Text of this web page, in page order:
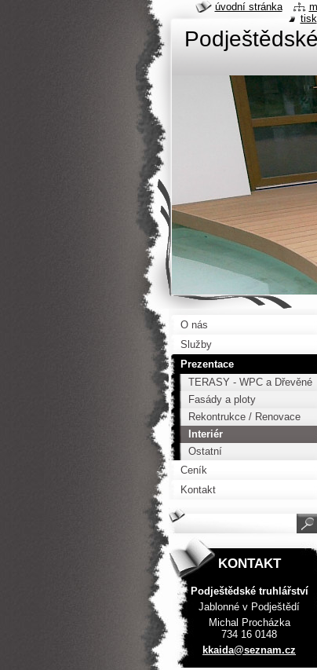
O nás
Služby
Prezentace
TERASY - WPC a Dřevěné
Fasády a ploty
Rekontrukce / Renovace
Interiér
Ostatní
Ceník
Kontakt
KONTAKT
Podještědské truhlářství
Jablonné v Podještědí
Michal Procházka
734 16 0148
kkaida@seznam.cz
úvodní stránka
tisk